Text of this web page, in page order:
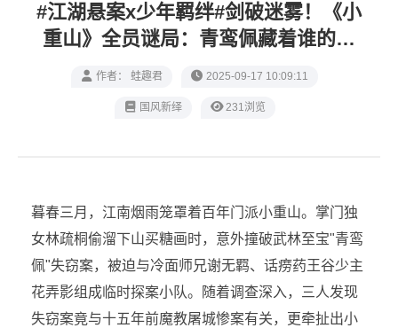
#江湖悬案x少年羁绊#剑破迷雾！《小
重山》全员谜局：青鸾佩藏着谁的月
光？
作者： 蛙趣君 2025-09-17 10:09:11
‌国风新绎 231浏览
暮春三月，江南烟雨笼罩着百年门派小重山。掌门独
女林疏桐偷溜下山买糖画时，意外撞破武林至宝"青鸾
佩"失窃案，被迫与冷面师兄谢无羁、话痨药王谷少主
花弄影组成临时探案小队。随着调查深入，三人发现
失窃案竟与十五年前魔教屠城惨案有关，更牵扯出小